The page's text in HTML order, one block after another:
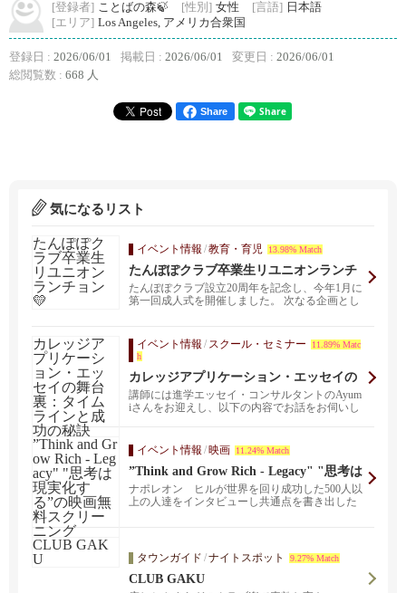
[登録者] ことばの森🍃 [性別] 女性 [言語] 日本語
[エリア] Los Angeles, アメリカ合衆国
登録日 : 2026/06/01 掲載日 : 2026/06/01 変更日 : 2026/06/01
総閲覧数 : 668 人
Share
気になるリスト
イベント情報 /教育・育児 13.98% Match
たんぽぽクラブ卒業生リユニオンランチ
ョン💛
たんぽぽクラブ設立20周年を記念し、今年1月に
第一回成人式を開催しました。 次なる企画とし
イベント情報 / スクール・セミナー
11.89% Matc
h
カレッジアプリケーション・エッセイの
舞台裏：タイムラインと成功の秘訣
講師には進学エッセイ・コンサルタントのAyum
iさんをお迎えし、以下の内容でお話をお伺いし
イベント情報 /映画 11.24% Match
”Think and Grow Rich - Legacy" "思考は
現実化する”の映画無料スクリーニング
ナポレオン ヒルが世界を回り成功した500人以
上の人達をインタビューし共通点を書き出した
タウンガイド /ナイトスポット 9.27% Match
CLUB GAKU